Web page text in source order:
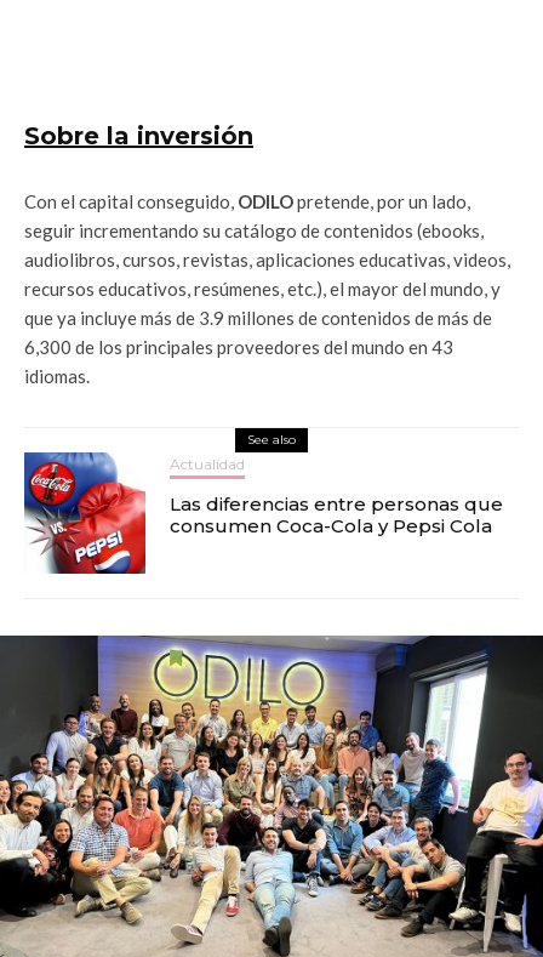
Sobre la inversión
Con el capital conseguido, ODILOpretende, por un lado,
seguir incrementando su catálogo de contenidos (ebooks,
audiolibros, cursos, revistas, aplicaciones educativas, videos,
recursos educativos, resúmenes, etc.), el mayor del mundo, y
que ya incluye más de 3.9 millones de contenidos de más de
6,300 de los principales proveedores del mundo en 43
idiomas.
See also
Actualidad
Las diferencias entre personas que
consumen Coca-Cola y Pepsi Cola